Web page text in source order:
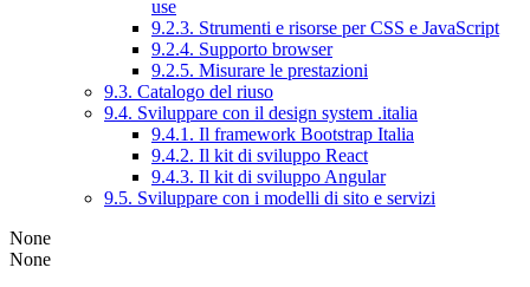
use
9.2.3. Strumenti e risorse per CSS e JavaScript
9.2.4. Supporto browser
9.2.5. Misurare le prestazioni
9.3. Catalogo del riuso
9.4. Sviluppare con il design system .italia
9.4.1. Il framework Bootstrap Italia
9.4.2. Il kit di sviluppo React
9.4.3. Il kit di sviluppo Angular
9.5. Sviluppare con i modelli di sito e servizi
None
None